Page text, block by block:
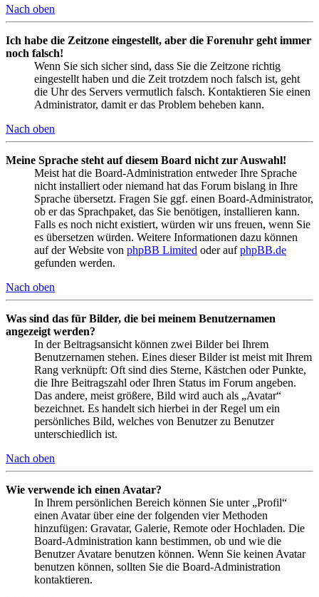
Nach oben
Ich habe die Zeitzone eingestellt, aber die Forenuhr geht immer
noch falsch!
Wenn Sie sich sicher sind, dass Sie die Zeitzone richtig
eingestellt haben und die Zeit trotzdem noch falsch ist, geht
die Uhr des Servers vermutlich falsch. Kontaktieren Sie einen
Administrator, damit er das Problem beheben kann.
Nach oben
Meine Sprache steht auf diesem Board nicht zur Auswahl!
Meist hat die Board-Administration entweder Ihre Sprache
nicht installiert oder niemand hat das Forum bislang in Ihre
Sprache übersetzt. Fragen Sie ggf. einen Board-Administrator,
ob er das Sprachpaket, das Sie benötigen, installieren kann.
Falls es noch nicht existiert, würden wir uns freuen, wenn Sie
es übersetzen würden. Weitere Informationen dazu können
auf der Website von phpBB Limited oder aufphpBB.de
gefunden werden.
Nach oben
Was sind das für Bilder, die bei meinem Benutzernamen
angezeigt werden?
In der Beitragsansicht können zwei Bilder bei Ihrem
Benutzernamen stehen. Eines dieser Bilder ist meist mit Ihrem
Rang verknüpft: Oft sind dies Sterne, Kästchen oder Punkte,
die Ihre Beitragszahl oder Ihren Status im Forum angeben.
Das andere, meist größere, Bild wird auch als „Avatar“
bezeichnet. Es handelt sich hierbei in der Regel um ein
persönliches Bild, welches von Benutzer zu Benutzer
unterschiedlich ist.
Nach oben
Wie verwende ich einen Avatar?
In Ihrem persönlichen Bereich können Sie unter „Profil“
einen Avatar über eine der folgenden vier Methoden
hinzufügen: Gravatar, Galerie, Remote oder Hochladen. Die
Board-Administration kann bestimmen, ob und wie die
Benutzer Avatare benutzen können. Wenn Sie keinen Avatar
benutzen können, sollten Sie die Board-Administration
kontaktieren.